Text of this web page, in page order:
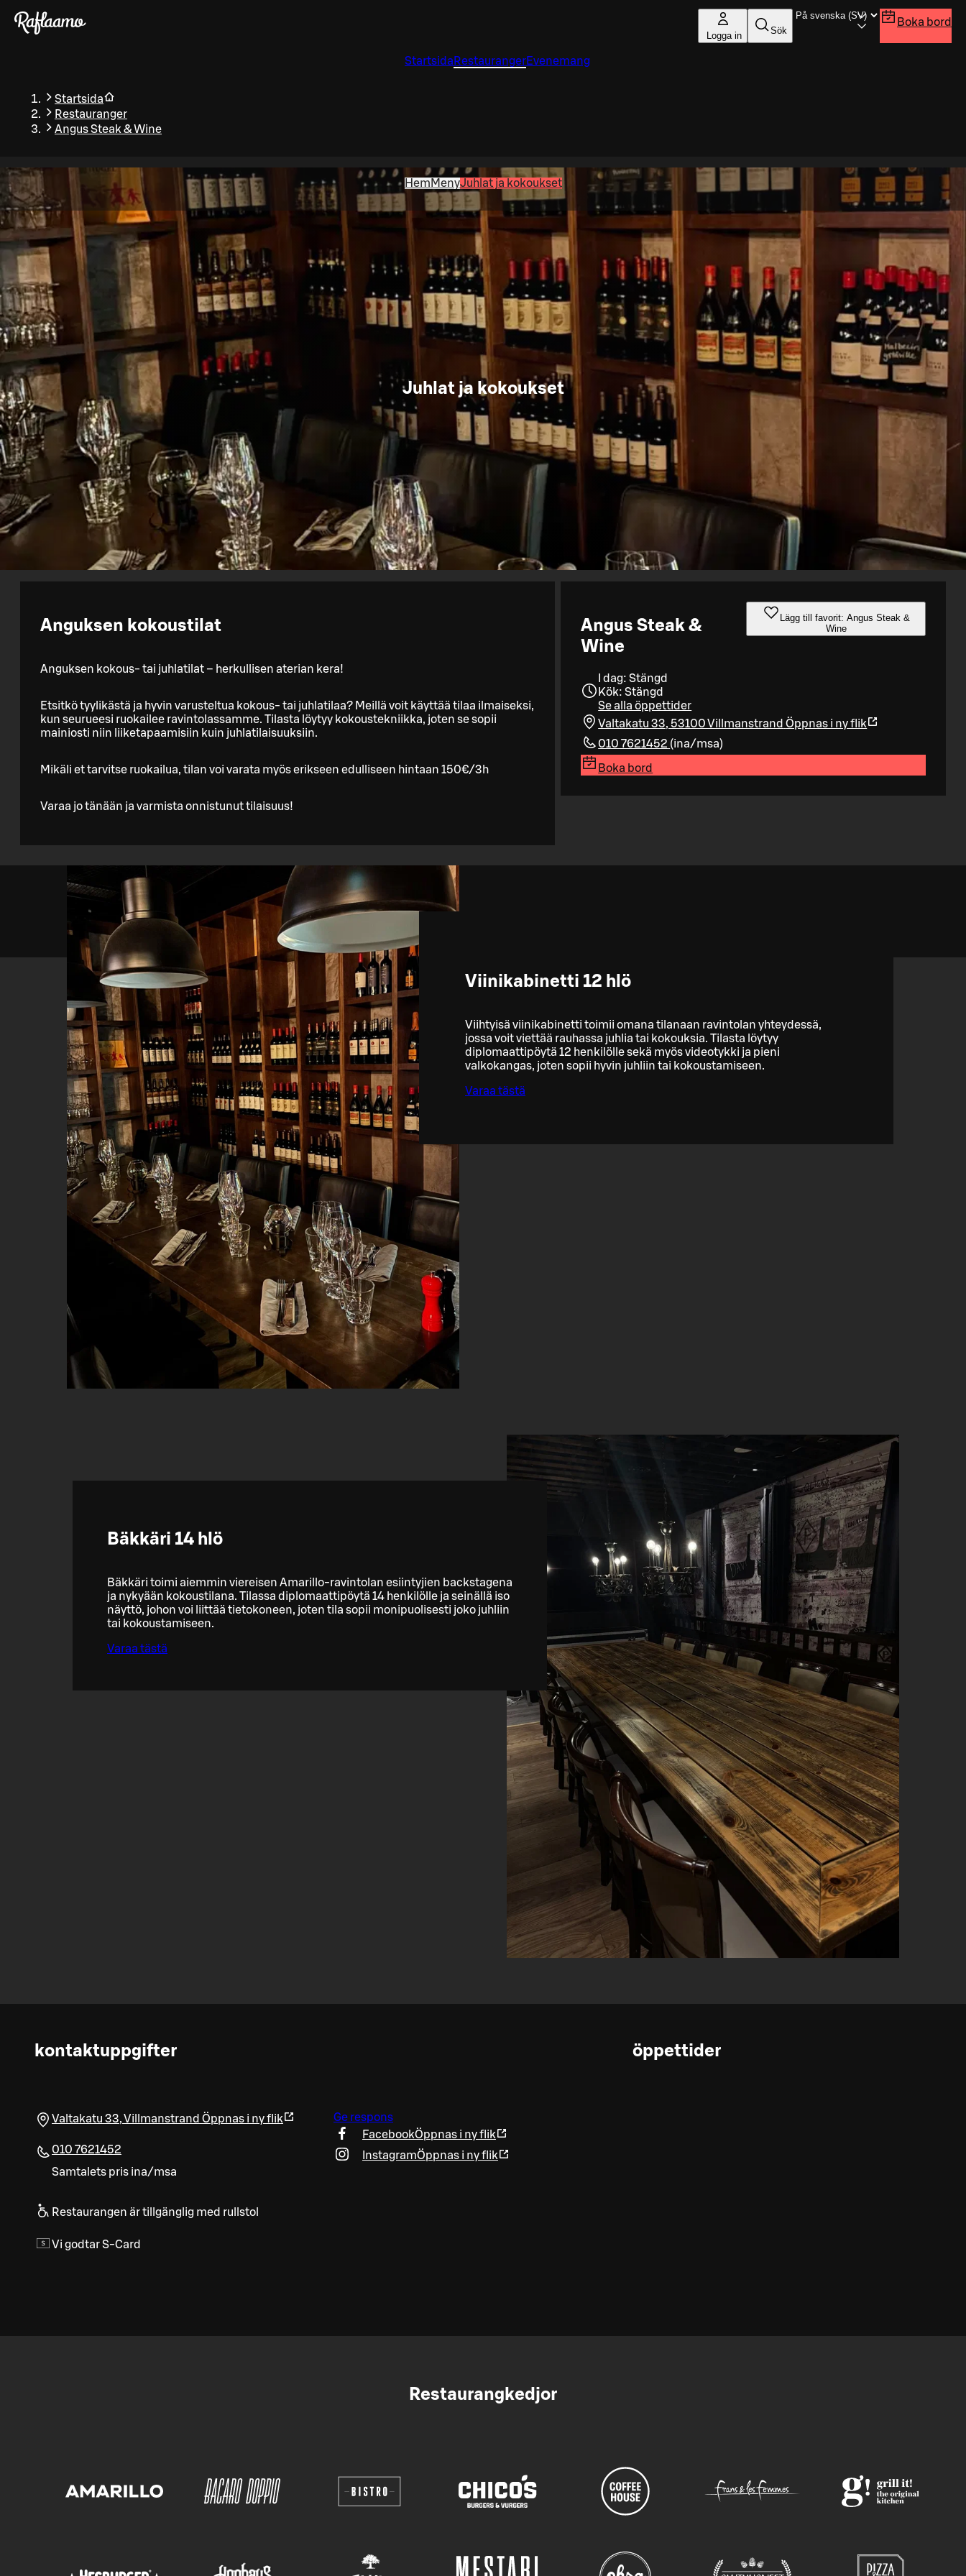
Gå till huvudinnehållet
Logga in Sök
Boka bord
Startsida RestaurangerEvenemang
Startsida
Restauranger
Angus Steak & Wine
Hem MenyJuhlat ja kokoukset
Juhlat ja kokoukset
Angus Steak &
Wine
Lägg till favorit: Angus Steak &
Wine
I dag: Stängd
Kök: Stängd
Se alla öppettider
Valtakatu 33, 53100 Villmanstrand Öppnas i ny flik
010 7621452 (ina/msa)
Boka bord
Anguksen kokoustilat
Anguksen kokous- tai juhlatilat – herkullisen aterian kera!
Etsitkö tyylikästä ja hyvin varusteltua kokous- tai juhlatilaa? Meillä voit käyttää tilaa ilmaiseksi,
kun seurueesi ruokailee ravintolassamme. Tilasta löytyy kokoustekniikka, joten se sopii
mainiosti niin liiketapaamisiin kuin juhlatilaisuuksiin.
Mikäli et tarvitse ruokailua, tilan voi varata myös erikseen edulliseen hintaan 150€/3h
Varaa jo tänään ja varmista onnistunut tilaisuus!
Viinikabinetti 12 hlö
Viihtyisä viinikabinetti toimii omana tilanaan ravintolan yhteydessä,
jossa voit viettää rauhassa juhlia tai kokouksia. Tilasta löytyy
diplomaattipöytä 12 henkilölle sekä myös videotykki ja pieni
valkokangas, joten sopii hyvin juhliin tai kokoustamiseen.
Varaa tästä
Bäkkäri 14 hlö
Bäkkäri toimi aiemmin viereisen Amarillo-ravintolan esiintyjien backstagena
ja nykyään kokoustilana. Tilassa diplomaattipöytä 14 henkilölle ja seinällä iso
näyttö, johon voi liittää tietokoneen, joten tila sopii monipuolisesti joko juhliin
tai kokoustamiseen.
Varaa tästä
kontaktuppgifter
Valtakatu 33,Villmanstrand Öppnas i ny flik
010 7621452
Samtalets pris ina/msa
Restaurangen är tillgänglig med rullstol
Vi godtar S-Card
Ge respons
FacebookÖppnas i ny flik
InstagramÖppnas i ny flik
öppettider
Restaurangkedjor